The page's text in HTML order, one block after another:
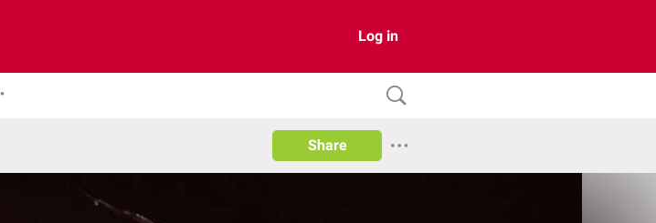
Log in
Share